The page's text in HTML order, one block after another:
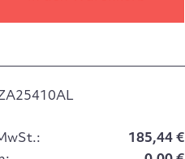
185,44 €